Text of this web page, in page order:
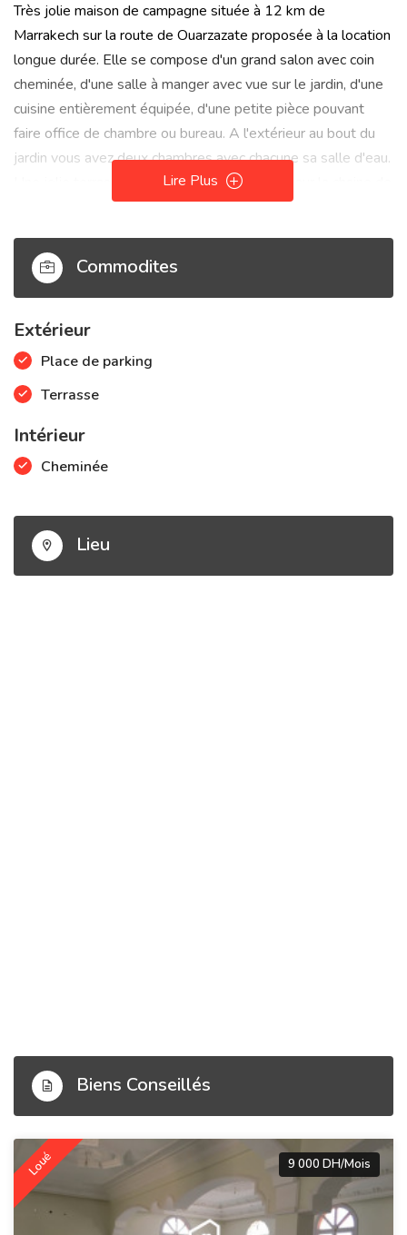
Très jolie maison de campagne située à 12 km de
Marrakech sur la route de Ouarzazate proposée à la location
longue durée. Elle se compose d'un grand salon avec coin
cheminée, d'une salle à manger avec vue sur le jardin, d'une
cuisine entièrement équipée, d'une petite pièce pouvant
faire office de chambre ou bureau. A l'extérieur au bout du
jardin vous avez deux chambres avec chacune sa salle d'eau.
Une jolie terrasse solarium domine avec vue sur la chaine de
Lire Plus
Commodites
Extérieur
Place de parking
Terrasse
Intérieur
Cheminée
Lieu
Biens Conseillés
Loué 9 000 DH/Mois